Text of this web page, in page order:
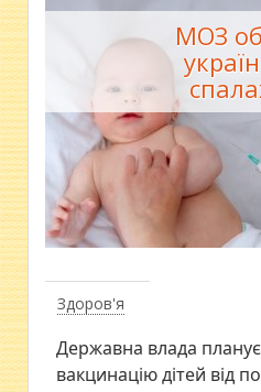
Здоров'я
МОЗ
Державна влада
вакцинацію дітей від